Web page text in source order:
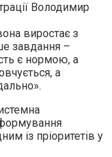
Володимир
виростає з
завдання –
є нормою, а
а
із пріоритетів у